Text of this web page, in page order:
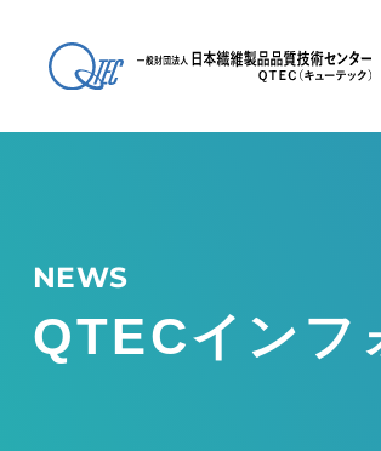
NEWS
QTECイン